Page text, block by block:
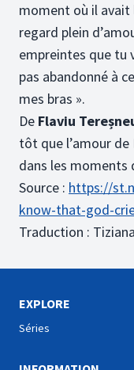
moment où il avait
regard plein
empreintes que tu
pas abandonné à
mes bras ».
De Flaviu
tôt que l’amour
dans les moments
Source : https://
know-that-god-
Traduction :
EXPLORE
Séries